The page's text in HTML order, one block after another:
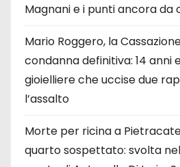
Magnani e i punti ancora da
Mario Roggero, la
condanna definitiva: 14 anni
gioielliere che uccise due
l’assalto
Morte per ricina a
quarto sospettato: svolta